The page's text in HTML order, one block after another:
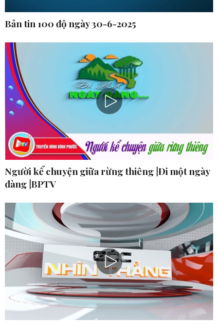
Bản tin 100 độ ngày 30-6-2025
Người kể chuyện giữa rừng thiêng |Đi một ngày
đàng |BPTV